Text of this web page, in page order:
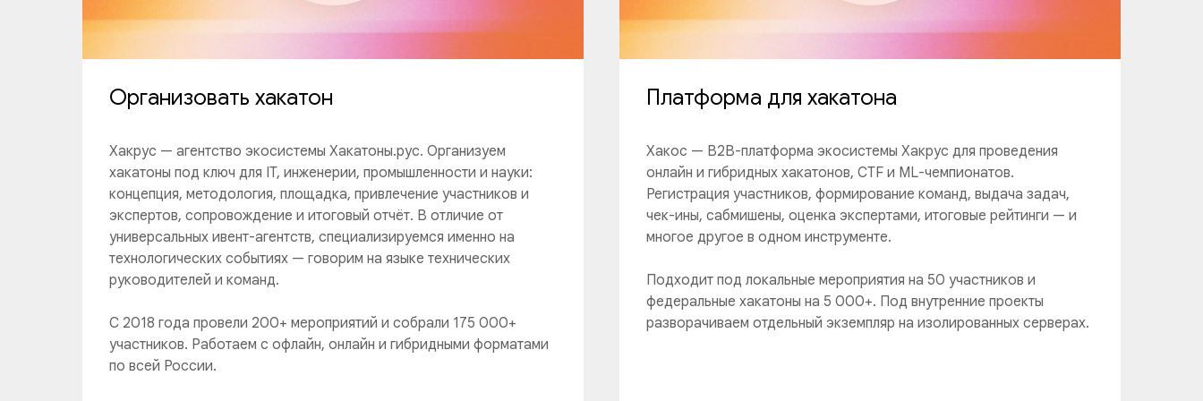
Организовать хакатон
Хакрус — агентство экосистемы Хакатоны.рус. Организуем
хакатоны под ключ для IT, инженерии, промышленности и науки:
концепция, методология, площадка, привлечение участников и
экспертов, сопровождение и итоговый отчёт. В отличие от
универсальных ивент-агентств, специализируемся именно на
технологических событиях — говорим на языке технических
руководителей и команд.
С 2018 года провели 200+ мероприятий и собрали 175 000+
участников. Работаем с офлайн, онлайн и гибридными форматами
по всей России.
Платформа для хакатона
Хакос — B2B-платформа экосистемы Хакрус для проведения
онлайн и гибридных хакатонов, CTF и ML-чемпионатов.
Регистрация участников, формирование команд, выдача задач,
чек-ины, сабмишены, оценка экспертами, итоговые рейтинги — и
многое другое в одном инструменте.
Подходит под локальные мероприятия на 50 участников и
федеральные хакатоны на 5 000+. Под внутренние проекты
разворачиваем отдельный экземпляр на изолированных серверах.